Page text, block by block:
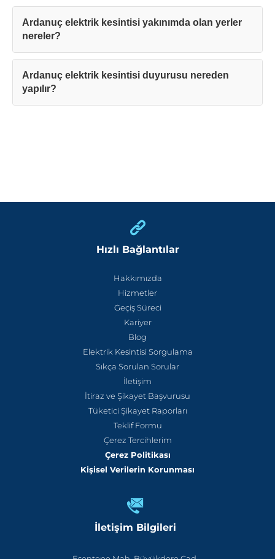
Ardanuç elektrik kesintisi yakınımda olan yerler
nereler?
Ardanuç elektrik kesintisi duyurusu nereden
yapılır?
Hızlı Bağlantılar
Hakkımızda
Hizmetler
Geçiş Süreci
Kariyer
Blog
Elektrik Kesintisi Sorgulama
Sıkça Sorulan Sorular
İletişim
İtiraz ve Şikayet Başvurusu
Tüketici Şikayet Raporları
Teklif Formu
Çerez Tercihlerim
Çerez Politikası
Kişisel Verilerin Korunması
İletişim Bilgileri